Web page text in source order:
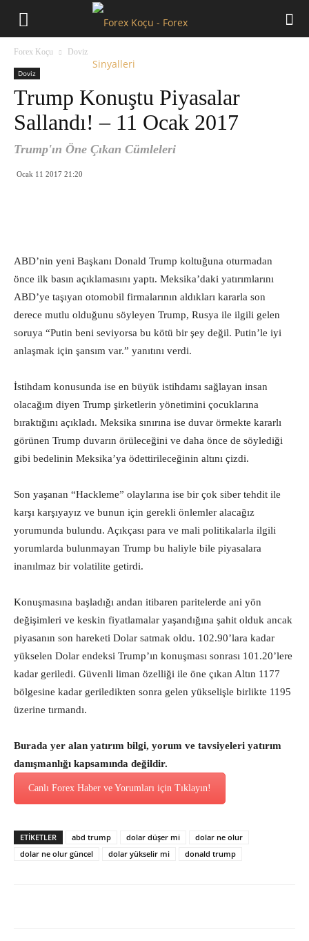
Forex Koçu Doviz
Doviz
Trump Konuştu Piyasalar
Sallandı! – 11 Ocak 2017
Trump'ın Öne Çıkan Cümleleri
Ocak 11 2017 21:20
ABD’nin yeni Başkanı Donald Trump koltuğuna oturmadan
önce ilk basın açıklamasını yaptı. Meksika’daki yatırımlarını
ABD’ye taşıyan otomobil firmalarının aldıkları kararla son
derece mutlu olduğunu söyleyen Trump, Rusya ile ilgili gelen
soruya “Putin beni seviyorsa bu kötü bir şey değil. Putin’le iyi
anlaşmak için şansım var.” yanıtını verdi.
İstihdam konusunda ise en büyük istihdamı sağlayan insan
olacağım diyen Trump şirketlerin yönetimini çocuklarına
bıraktığını açıkladı. Meksika sınırına ise duvar örmekte kararlı
görünen Trump duvarın örüleceğini ve daha önce de söylediği
gibi bedelinin Meksika’ya ödettirileceğinin altını çizdi.
Son yaşanan “Hackleme” olaylarına ise bir çok siber tehdit ile
karşı karşıyayız ve bunun için gerekli önlemler alacağız
yorumunda bulundu. Açıkçası para ve mali politikalarla ilgili
yorumlarda bulunmayan Trump bu haliyle bile piyasalara
inanılmaz bir volatilite getirdi.
Konuşmasına başladığı andan itibaren paritelerde ani yön
değişimleri ve keskin fiyatlamalar yaşandığına şahit olduk ancak
piyasanın son hareketi Dolar satmak oldu. 102.90’lara kadar
yükselen Dolar endeksi Trump’ın konuşması sonrası 101.20’lere
kadar geriledi. Güvenli liman özelliği ile öne çıkan Altın 1177
bölgesine kadar geriledikten sonra gelen yükselişle birlikte 1195
üzerine tırmandı.
Burada yer alan yatırım bilgi, yorum ve tavsiyeleri yatırım
danışmanlığı kapsamında değildir.
Canlı Forex Haber ve Yorumları için Tıklayın!
ETİKETLER abd trump dolar düşer mi
dolar ne olur
dolar ne olur güncel
dolar yükselir mi donald trump